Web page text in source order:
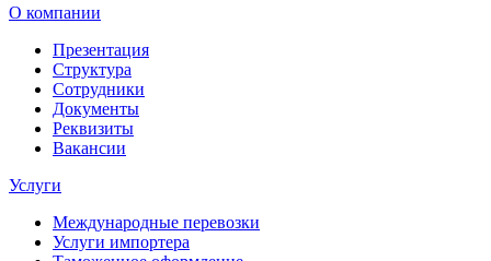
О компании
Презентация
Структура
Сотрудники
Документы
Реквизиты
Вакансии
Услуги
Международные перевозки
Услуги импортера